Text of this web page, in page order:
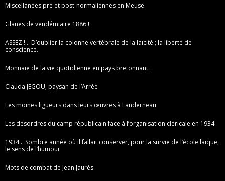
Miscellanées pré et post-normaliennes en Meuse.
Glanes de vendémiaire 1886 !
ASSEZ !… D’oublier la colonne vertébrale de la laïcité ; la liberté de
conscience.
Monnaie de la vie quotidienne en pays bretonnant.
Clauda JEGOU, paysan de l’Arrée
Les moines ligueurs dans leurs œuvres à Landerneau
Les désordres du camp républicain face à l’organisation cléricale en 1934
1934… Sombre année où il fallait conserver, pour la survie de l’école laïque,
le sens de l’humour
Mots de combat de Jean Jaurès